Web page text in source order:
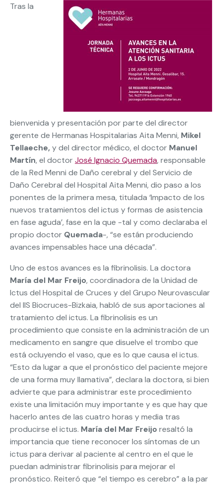
Tras la
bienvenida y presentación por parte del director
gerente de Hermanas Hospitalarias Aita Menni, Mikel
Tellaeche, y del director médico, el doctor Manuel
Martín, el doctorJosé Ignacio Quemada, responsable
de la Red Menni de Daño cerebral y del Servicio de
Daño Cerebral del Hospital Aita Menni, dio paso a los
ponentes de la primera mesa, titulada ‘Impacto de los
nuevos tratamientos del ictus y formas de asistencia
en fase aguda’, fase en la que -tal y como declaraba el
propio doctor Quemada-, “se están produciendo
avances impensables hace una década”.
Uno de estos avances es la fibrinolisis. La doctora
María del Mar Freijo, coordinadora de la Unidad de
Ictus del Hospital de Cruces y del Grupo Neurovascular
del IIS Biocruces-Bizkaia, habló de sus aportaciones al
tratamiento del ictus. La fibrinolisis es un
procedimiento que consiste en la administración de un
medicamento en sangre que disuelve el trombo que
está ocluyendo el vaso, que es lo que causa el ictus.
“Esto da lugar a que el pronóstico del paciente mejore
de una forma muy llamativa”, declara la doctora, si bien
advierte que para administrar este procedimiento
existe una limitación muy importante y es que hay que
hacerlo antes de las cuatro horas y media tras
producirse el ictus. María del Mar Freijo resaltó la
importancia que tiene reconocer los síntomas de un
ictus para derivar al paciente al centro en el que le
puedan administrar fibrinolisis para mejorar el
pronóstico. Reiteró que “el tiempo es cerebro” a la par